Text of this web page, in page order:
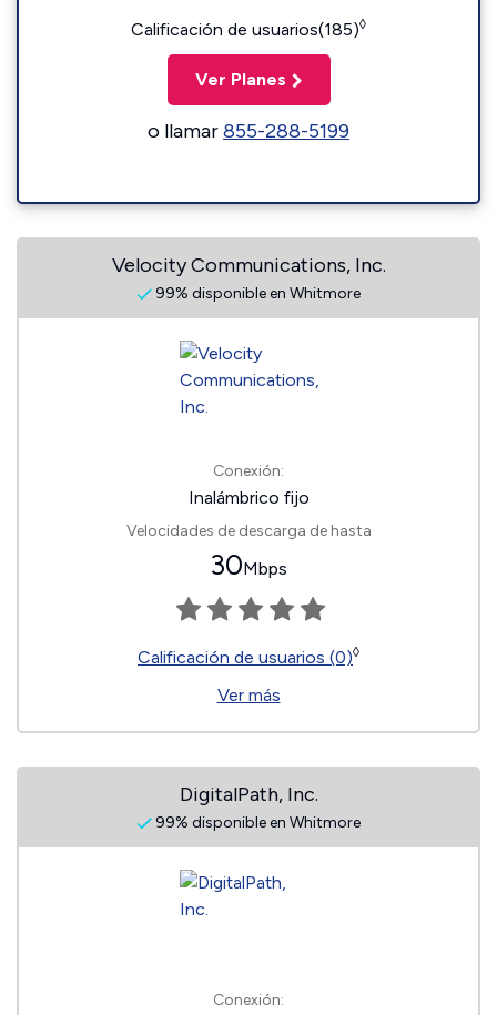
Calificación de usuarios(185)◊
Ver Planes
o llamar855-288-5199
Velocity Communications, Inc.
99% disponible en Whitmore
Conexión:
Inalámbrico fijo
Velocidades de descarga de hasta
30Mbps
Calificación de usuarios (0)◊
Ver más
DigitalPath, Inc.
99% disponible en Whitmore
Conexión: